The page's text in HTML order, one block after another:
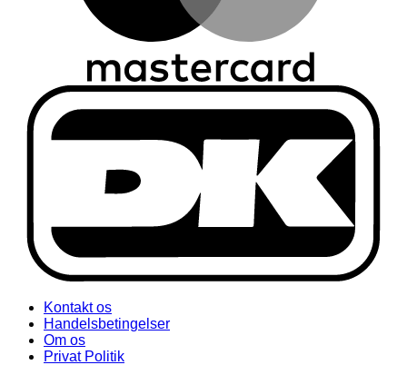
Kontakt os
Handelsbetingelser
Om os
Privat Politik